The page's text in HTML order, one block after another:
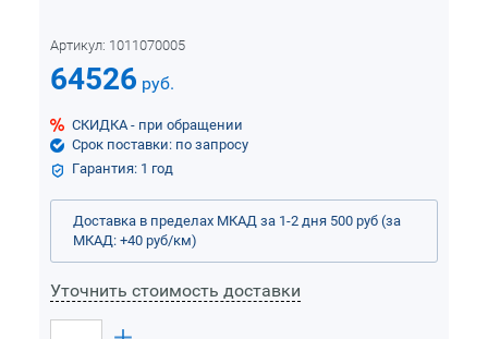
Артикул: 1011070005
64526 руб.
СКИДКА - при обращении
Срок поставки: по запросу
Гарантия: 1 год
Доставка в пределах МКАД за 1-2 дня 500 руб (за
МКАД: +40 руб/км)
Уточнить стоимость доставки